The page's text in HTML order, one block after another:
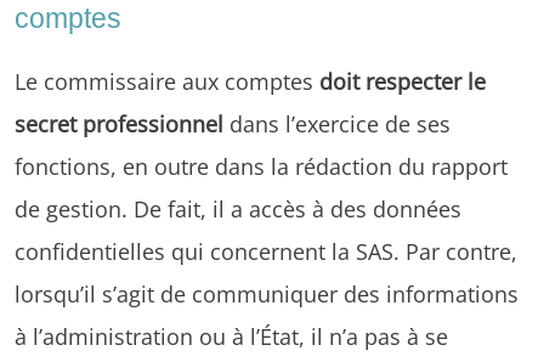
comptes
Le commissaire aux comptes doit respecter le
secret professionnel dans l’exercice de ses
fonctions, en outre dans la rédaction du rapport
de gestion. De fait, il a accès à des données
confidentielles qui concernent la SAS. Par contre,
lorsqu’il s’agit de communiquer des informations
à l’administration ou à l’État, il n’a pas à se